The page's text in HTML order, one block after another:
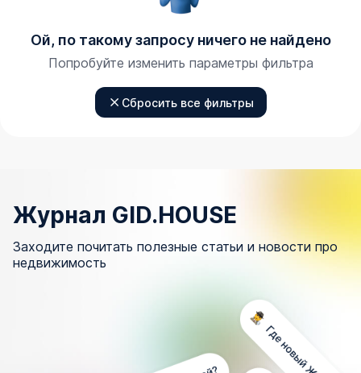
Ой, по такому запросу ничего не найдено
Попробуйте изменить параметры фильтра
Сбросить все фильтры
Журнал GID.HOUSE
Заходите почитать полезные статьи и новости про
недвижимость